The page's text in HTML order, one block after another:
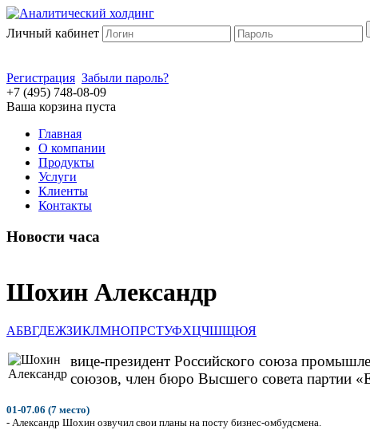
Личный кабинет
Регистрация Забыли пароль?
+7 (495) 748-08-09
Ваша корзина пуста
Главная
О компании
Продукты
Услуги
Клиенты
Контакты
Новости часа
Шохин Александр
АБВГДЕЖЗИКЛМНОПРСТУФХЦЧШЩЮЯ
вице-президент Российского союза
союзов, член бюро Высшего совета партии
01-07.06 (7 место)
- Александр Шохин озвучил свои планы на посту бизнес-омбудсмена.